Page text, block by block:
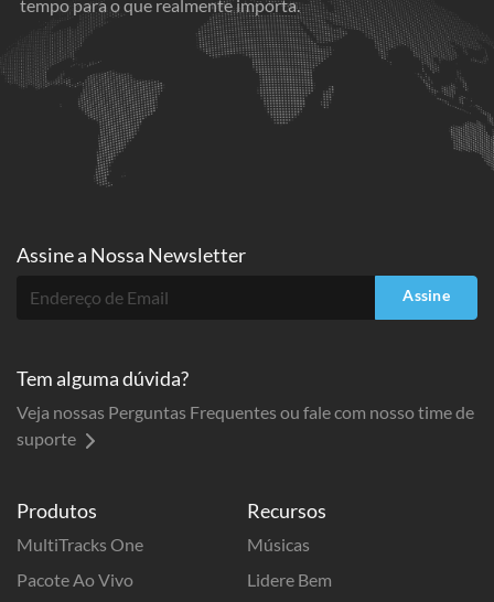
tempo para o que realmente importa.
Produtos
MultiTracks One
Pacote Ao Vivo
Recursos
Músicas
Lidere Bem
Assine a Nossa Newsletter
Assine
Tem alguma dúvida?
Veja nossas Perguntas Frequentes ou fale com nosso time de
suporte